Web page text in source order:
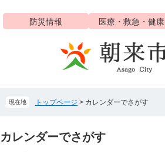
ジ
ュ
へ
防災情報 医療・救急・健康
現在地 トップページ > カレンダーでさがす
文
カレンダーでさがす